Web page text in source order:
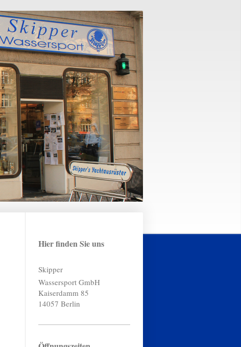
Hier finden Sie uns
Skipper
Wassersport GmbH
Kaiserdamm 85
14057 Berlin